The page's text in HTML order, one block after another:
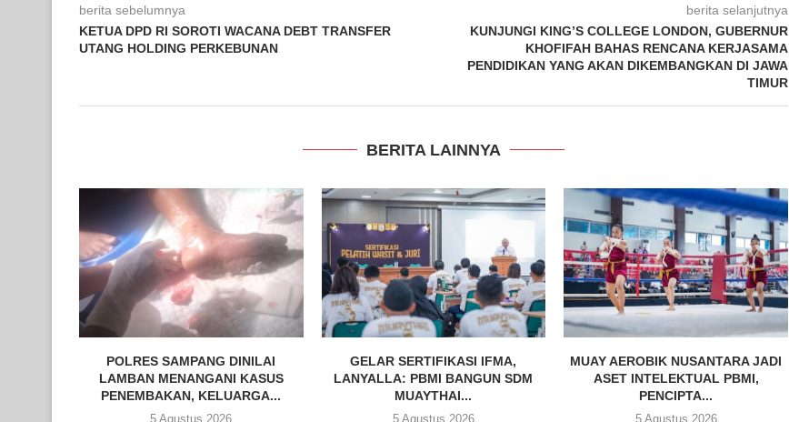
berita sebelumnya
KETUA DPD RI SOROTI WACANA DEBT TRANSFER
UTANG HOLDING PERKEBUNAN
berita selanjutnya
KUNJUNGI KING’S COLLEGE LONDON, GUBERNUR
KHOFIFAH BAHAS RENCANA KERJASAMA
PENDIDIKAN YANG AKAN DIKEMBANGKAN DI JAWA
TIMUR
BERITA LAINNYA
POLRES SAMPANG DINILAI
LAMBAN MENANGANI KASUS
PENEMBAKAN, KELUARGA...
5 Agustus 2026
GELAR SERTIFIKASI IFMA,
LANYALLA: PBMI BANGUN SDM
MUAYTHAI...
5 Agustus 2026
MUAY AEROBIK NUSANTARA JADI
ASET INTELEKTUAL PBMI,
PENCIPTA...
5 Agustus 2026